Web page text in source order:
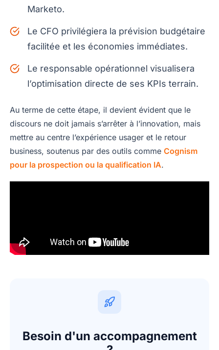
Marketo.
Le CFO privilégiera la prévision budgétaire
facilitée et les économies immédiates.
Le responsable opérationnel visualisera
l’optimisation directe de ses KPIs terrain.
Au terme de cette étape, il devient évident que le
discours ne doit jamais s’arrêter à l’innovation, mais
mettre au centre l’expérience usager et le retour
business, soutenus par des outils comme Cognism
pour la prospection ou la qualification IA.
Besoin d'un accompagnement